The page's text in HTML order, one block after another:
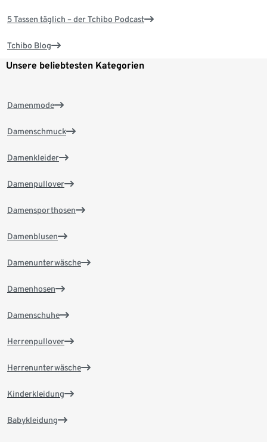
5 Tassen täglich – der Tchibo Podcast
Tchibo Blog
Unsere beliebtesten Kategorien
Damenmode
Damenschmuck
Damenkleider
Damenpullover
Damensporthosen
Damenblusen
Damenunterwäsche
Damenhosen
Damenschuhe
Herrenpullover
Herrenunterwäsche
Kinderkleidung
Babykleidung